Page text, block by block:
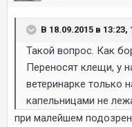
В 18.09.2015 в 13:23,
Такой вопрос. Как
Переносят клещи, у
ветеринарке только
капельницами не
при малейшем